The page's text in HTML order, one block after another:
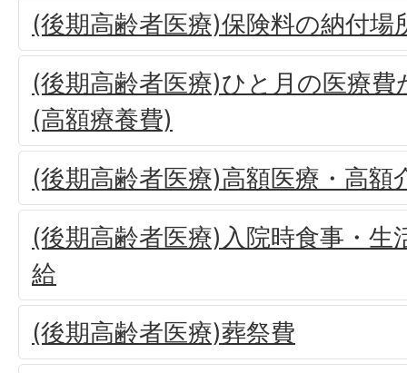
(後期高齢者医療)保険料の納付場
(後期高齢者医療)ひと月の医療
(高額療養費)
(後期高齢者医療)高額医療・高額
(後期高齢者医療)入院時食事・生
給
(後期高齢者医療)葬祭費